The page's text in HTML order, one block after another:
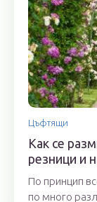
Цъфтящи
Как се
резници и
По принцип
по много